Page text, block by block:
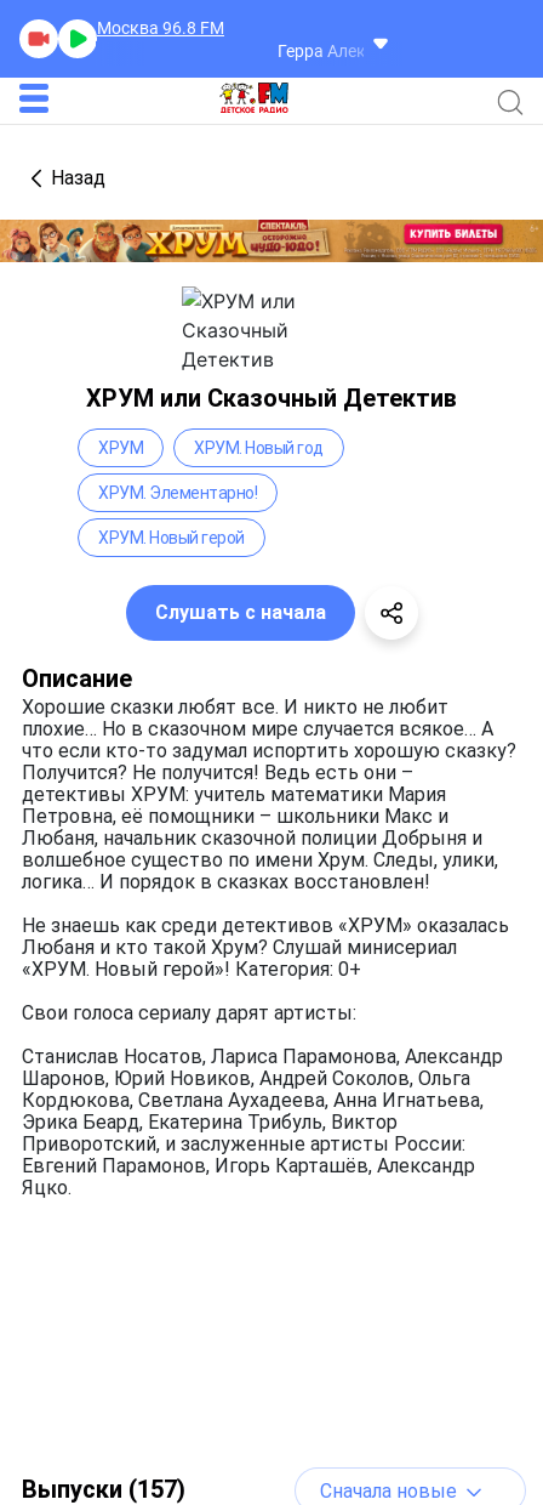
Москва 96.8 FM
Герра Александр
Назад
ХРУМ или Сказочный Детектив
Описание
Хорошие сказки любят все. И никто не любит
плохие… Но в сказочном мире случается всякое… А
что если кто-то задумал испортить хорошую сказку?
Получится? Не получится! Ведь есть они –
детективы ХРУМ: учитель математики Мария
Петровна, её помощники – школьники Макс и
Любаня, начальник сказочной полиции Добрыня и
волшебное существо по имени Хрум. Следы, улики,
логика… И порядок в сказках восстановлен!
Не знаешь как среди детективов «ХРУМ» оказалась
Любаня и кто такой Хрум? Слушай минисериал
«ХРУМ. Новый герой»! Категория: 0+
Свои голоса сериалу дарят артисты:
Станислав Носатов, Лариса Парамонова, Александр
Шаронов, Юрий Новиков, Андрей Соколов, Ольга
Кордюкова, Светлана Аухадеева, Анна Игнатьева,
Эрика Беард, Екатерина Трибуль, Виктор
Приворотский, и заслуженные артисты России:
Евгений Парамонов, Игорь Карташёв, Александр
Яцко.
ХРУМ ХРУМ. Новый год
ХРУМ. Элементарно!
ХРУМ. Новый герой
Слушать с начала
Выпуски (157) Сначала новые